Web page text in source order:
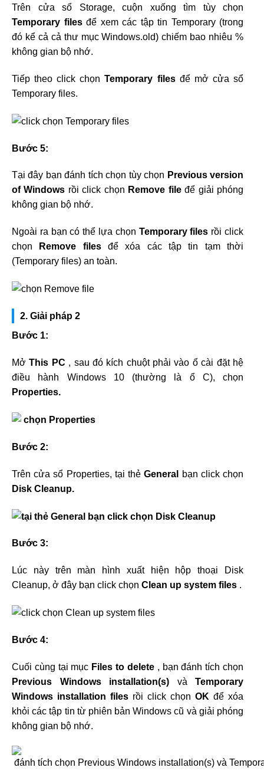
Trên cửa sổ Storage, cuộn xuống tìm tùy chọn
Temporary files để xem các tập tin Temporary (trong
đó kể cả cả thư mục Windows.old) chiếm bao nhiêu %
không gian bộ nhớ.
Tiếp theo click chọnTemporary files để mở cửa sổ
Temporary files.
Bước 5:
Tại đây bạn đánh tích chọn tùy chọn Previous version
of Windows rồi click chọn Remove fileđể giải phóng
không gian bộ nhớ.
Ngoài ra bạn có thể lựa chọn Temporary files rồi click
chọn
Remove filesđể xóa các tập tin tạm thời
(Temporary files) an toàn.
2. Giải pháp 2
Bước 1:
MởThis PC , sau đó kích chuột phải vào ổ cài đặt hệ
điều hành Windows 10 (thường là ổ C), chọn
Properties.
Bước 2:
Trên cửa sổ Properties, tại thẻGeneral
bạn click chọn
Disk Cleanup.
Bước 3:
Lúc này trên màn hình xuất hiện hộp thoại Disk
Cleanup, ở đây bạn click chọn Clean up system files .
Bước 4:
Cuối cùng tại mục Files to delete , bạn đánh tích chọn
Previous Windows installation(s) và Temporary
Windows installation files rồi click chọn OK để xóa
khỏi các tập tin từ phiên bản Windows cũ và giải phóng
không gian bộ nhớ.